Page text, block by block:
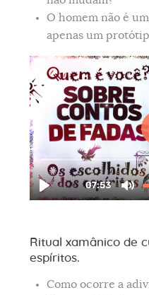
O homem não é
apenas um
Ritual xamânico de
espíritos.
Como ocorre a